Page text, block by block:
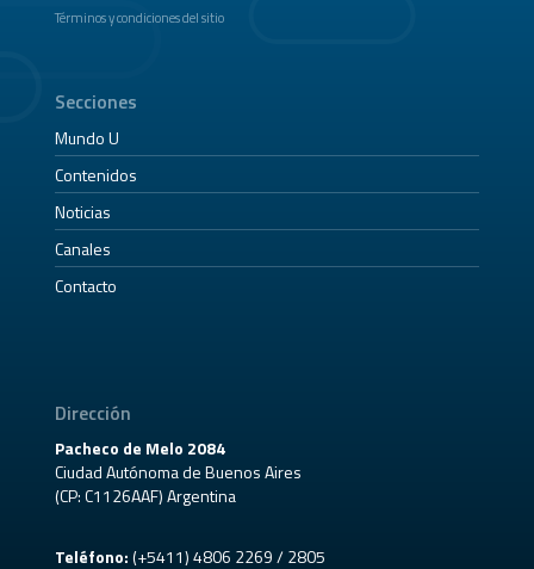
Términos y condiciones del sitio
Secciones
Mundo U
Contenidos
Noticias
Canales
Contacto
Dirección
Pacheco de Melo 2084
Ciudad Autónoma de Buenos Aires
(CP: C1126AAF) Argentina
Teléfono:(+5411) 4806 2269 / 2805